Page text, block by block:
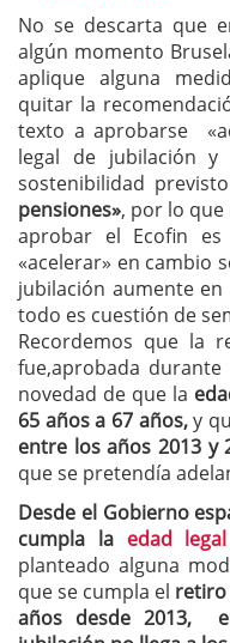
No se descarta que
algún momento
aplique alguna
quitar la
texto a aprobarse
legal de jubilación
sostenibilidad
pensiones», por lo
aprobar el Ecofin
«acelerar» en cambio
jubilación aumente en
todo es cuestión de
Recordemos que la
fue,aprobada
novedad de que la
65 años a 67 años,y
entre los años 2013 y
que se pretendía
Desde el Gobierno
cumpla la edad
planteado alguna
que se cumpla el retiro
años desde 2013,